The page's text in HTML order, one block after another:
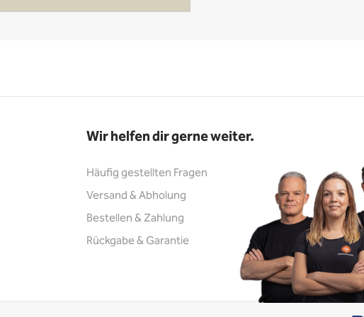
Wir helfen dir gerne weiter.
Häufig gestellten Fragen
Versand & Abholung
Bestellen & Zahlung
Rückgabe & Garantie